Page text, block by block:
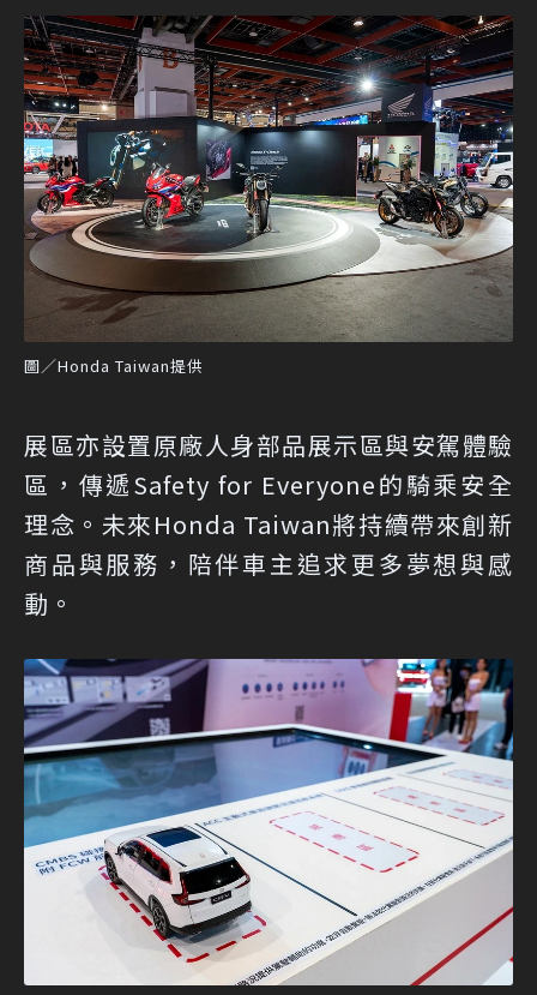
圖／Honda Taiwan提供
展區亦設置原廠人身部品展示區與安駕體驗
區，傳遞Safety for Everyone的騎乘安全
理念。未來Honda Taiwan將持續帶來創新
商品與服務，陪伴車主追求更多夢想與感
動。